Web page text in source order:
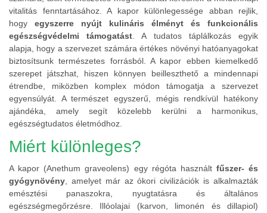
vitalitás fenntartásához. A kapor különlegessége abban rejlik,
hogy egyszerre nyújt kulináris élményt és funkcionális
egészségvédelmi támogatást . A tudatos táplálkozás egyik
alapja, hogy a szervezet számára értékes növényi hatóanyagokat
biztosítsunk természetes forrásból. A kapor ebben kiemelkedő
szerepet játszhat, hiszen könnyen beilleszthető a mindennapi
étrendbe, miközben komplex módon támogatja a szervezet
egyensúlyát. A természet egyszerű, mégis rendkívül hatékony
ajándéka, amely segít közelebb kerülni a harmonikus,
egészségtudatos életmódhoz.
Miért különleges?
A kapor (Anethum graveolens) egy régóta használt fűszer- és
gyógynövény, amelyet már az ókori civilizációk is alkalmazták
emésztési panaszokra, nyugtatásra és általános
egészségmegőrzésre. Illóolajai (karvon, limonén és dillapiol)